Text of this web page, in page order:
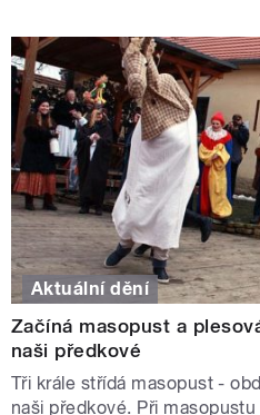
Aktuální dění
Začíná masopust a
naši předkové
Tři krále střídá masopust -
naši předkové. Při